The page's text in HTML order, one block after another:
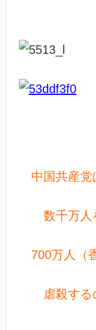
中国共産党
数千万人
700万人（
虐殺する